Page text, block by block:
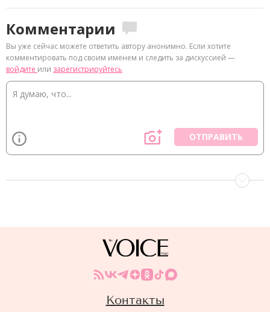
Комментарии
Вы уже сейчас можете ответить автору анонимно. Если хотите
комментировать под своим именем и следить за дискуссией —
войдите или зарегистрируйтесь
ОТПРАВИТЬ
Контакты